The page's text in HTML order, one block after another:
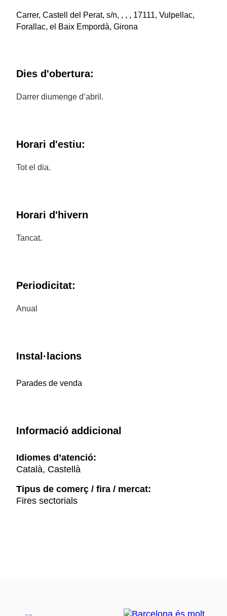
Carrer, Castell del Perat, s/n, , , , 17111, Vulpellac,
Forallac, el Baix Empordà, Girona
Dies d'obertura:
Darrer diumenge d’abril.
Horari d'estiu:
Tot el dia.
Horari d'hivern
Tancat.
Periodicitat:
Anual
Instal·lacions
Parades de venda
Informació addicional
Idiomes d’atenció:
Català, Castellà
Tipus de comerç / fira / mercat:
Fires sectorials